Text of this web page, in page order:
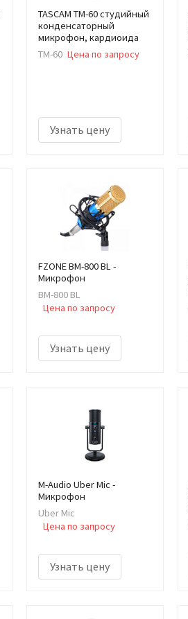
TASCAM TM-60 студийный
конденсаторный
микрофон, кардиоида
TM-60 Цена по запросу
Узнать цену
FZONE BM-800 BL -
Микрофон
BM-800 BL
Цена по запросу
Узнать цену
M-Audio Uber Mic -
Микрофон
Uber Mic
Цена по запросу
Узнать цену